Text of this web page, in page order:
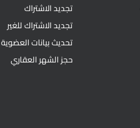
تجديد الاشتراك
تجديد الاشتراك للغير
تحديث بيانات العضوية
حجز الشهر العقاري